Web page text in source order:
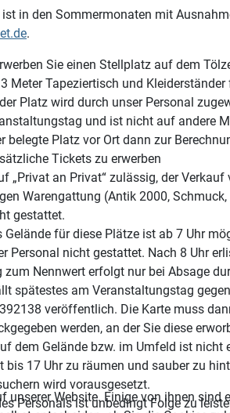
in den Sommermonaten mit
.
Sie einen Stellplatz auf dem
Meter Tapeziertisch und
Platz wird durch unser Personal
und ist nicht auf andere
belegte Platz vor Ort dann zur
Tickets zu erwerben
„Privat an Privat“ zulässig, der
Warengattung (Antik 2000,
gestattet.
für diese Plätze ist ab 7 Uhr
Personal nicht gestattet. Nach 8 Uhr
zum Nennwert erfolgt nur bei Absage
spätestes am Veranstaltungstag
veröffentlich. Die Karte muss
werden, an der Sie diese
dem Gelände bzw. im Umfeld ist
bis 17 Uhr zu räumen und sauber zu
wird vorausgesetzt.
Personals ist unbedingt Folge zu
unserer Website. Einige von ihnen